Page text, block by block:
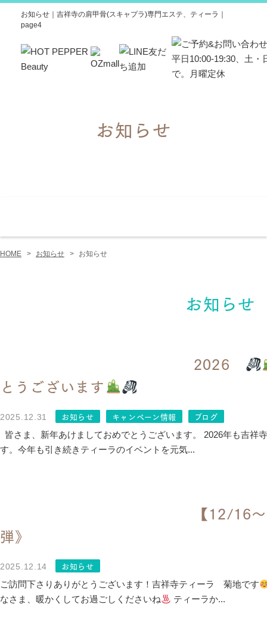
お知らせ｜吉祥寺の肩甲骨(スキャプラ)専門エステ、ティーラ｜
page4
お知らせ
HOME お知らせ お知らせ
お知らせ
2026
とうございます
2025.12.31 お知らせ キャンペーン情報 ブログ
皆さま、新年あけましておめでとうございます。 2026年も吉祥
す。今年も引き続きティーラのイベントを元気...
【12/16
弾》
2025.12.14 お知らせ
ご訪問下さりありがとうございます！吉祥寺ティーラ 菊地です
なさま、暖かくしてお過ごしくださいね
ティーラか...